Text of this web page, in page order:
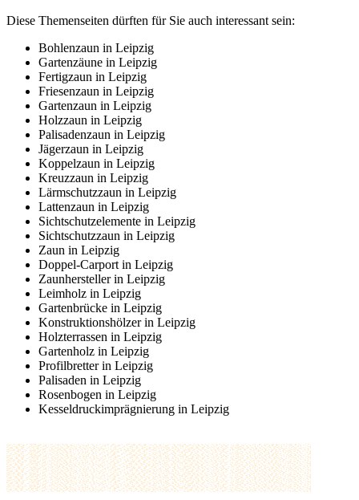
Diese Themenseiten dürften für Sie auch interessant sein:
Bohlenzaun in Leipzig
Gartenzäune in Leipzig
Fertigzaun in Leipzig
Friesenzaun in Leipzig
Gartenzaun in Leipzig
Holzzaun in Leipzig
Palisadenzaun in Leipzig
Jägerzaun in Leipzig
Koppelzaun in Leipzig
Kreuzzaun in Leipzig
Lärmschutzzaun in Leipzig
Lattenzaun in Leipzig
Sichtschutzelemente in Leipzig
Sichtschutzzaun in Leipzig
Zaun in Leipzig
Doppel-Carport in Leipzig
Zaunhersteller in Leipzig
Leimholz in Leipzig
Gartenbrücke in Leipzig
Konstruktionshölzer in Leipzig
Holzterrassen in Leipzig
Gartenholz in Leipzig
Profilbretter in Leipzig
Palisaden in Leipzig
Rosenbogen in Leipzig
Kesseldruckimprägnierung in Leipzig